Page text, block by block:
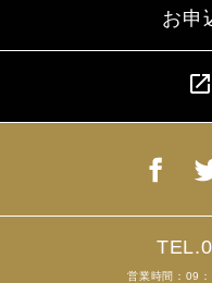
下の取扱いをしており
(1) 収集目的、利用範囲
(2) お客様の同意がない
し、同意を得ます。
(4) お客様が未成年者の
た、お申込のあった旅
以下の当社のグループ
ありますが、厳重に管
お申
open_in_new
営業時間：09